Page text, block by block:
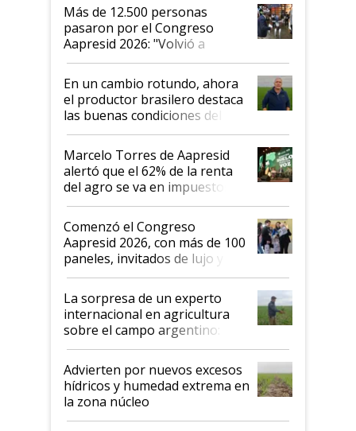
Más de 12.500 personas
pasaron por el Congreso
Aapresid 2026: "Volvió a
demostrar que hablar del
suelo es hablar de todo el
sistema productivo"
En un cambio rotundo, ahora
el productor brasilero destaca
las buenas condiciones del
agro argentino para invertir:
"Los veo más motivados"
Marcelo Torres de Aapresid
alertó que el 62% de la renta
del agro se va en impuestos:
"No es bueno que en
Argentina se sigan discutiendo
las mismas cosas de hace 50
años"
Comenzó el Congreso
Aapresid 2026, con más de 100
paneles, invitados de lujo y
todas las tendencias
La sorpresa de un experto
internacional en agricultura
sobre el campo argentino:
"Estoy muy impresionado"
Advierten por nuevos excesos
hídricos y humedad extrema en
la zona núcleo